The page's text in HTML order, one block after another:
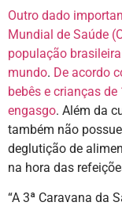
Outro dado
Mundial de Saúde
população
mundo. De acordo
bebês e crianças
engasgo. Além da
também não
deglutição de
na hora das
“A 3ª Caravana da